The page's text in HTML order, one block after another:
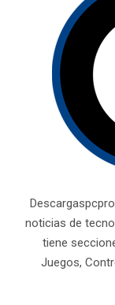
noticias de
tiene
Juegos,